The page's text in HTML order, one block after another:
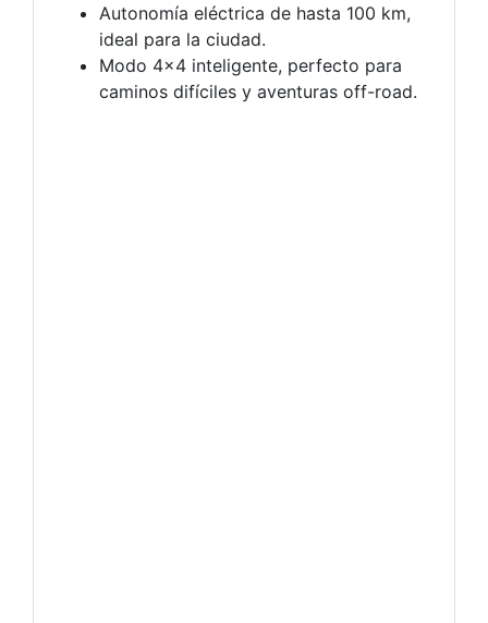
Autonomía eléctrica de hasta 100 km,
ideal para la ciudad.
Modo 4×4 inteligente, perfecto para
caminos difíciles y aventuras off-road.